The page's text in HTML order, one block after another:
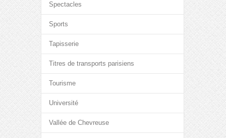
Spectacles
Sports
Tapisserie
Titres de transports parisiens
Tourisme
Université
Vallée de Chevreuse